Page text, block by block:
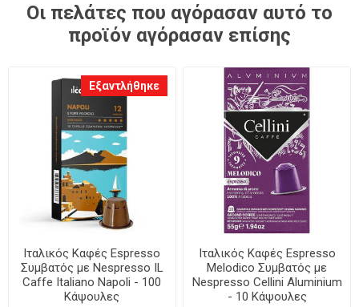
Οι πελάτες που αγόρασαν αυτό το
προϊόν αγόρασαν επίσης
Ιταλικός Καφές Espresso
Συμβατός με Nespresso IL
Caffe Italiano Napoli - 100
Κάψουλες
Εξαντλήθηκε
Ιταλικός Καφές Espresso
Melodico Συμβατός με
Nespresso Cellini Aluminium
- 10 Κάψουλες